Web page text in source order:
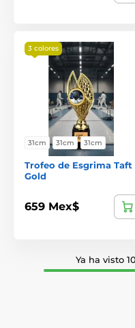
3 colores
31cm 31cm 31cm
Trofeo de Esgrima Taft
Gold
659 Mex$
Ya ha visto